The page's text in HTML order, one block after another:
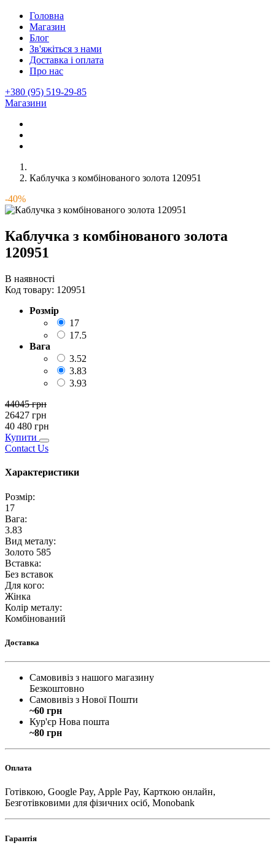
Головна
Магазин
Блог
Зв'яжіться з нами
Доставка і оплата
Про нас
+380 (95) 519-29-85
Магазини
Каблучка з комбінованого золота 120951
-40%
Каблучка з комбінованого золота
120951
В наявності
Код товару: 120951
Розмір
17
17.5
Вага
3.52
3.83
3.93
44045грн
26427 грн
40 480 грн
Купити
Contact Us
Характеристики
Розмір:
17
Вага:
3.83
Вид металу:
Золото 585
Вставка:
Без вставок
Для кого:
Жінка
Колір металу:
Комбінований
Доставка
Самовивіз з нашого магазину
Безкоштовно
Самовивіз з Нової Пошти
~60 грн
Кур'єр Нова пошта
~80 грн
Оплата
Готівкою, Google Pay, Apple Pay, Карткою онлайн,
Безготівковими для фізичних осіб, Monobank
Гарантія